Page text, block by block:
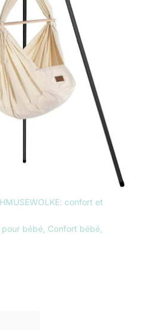
confort et
pour bébé Confort bébé